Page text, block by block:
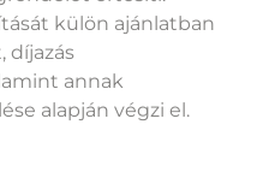
értesíti.
külön ajánlatban
annak